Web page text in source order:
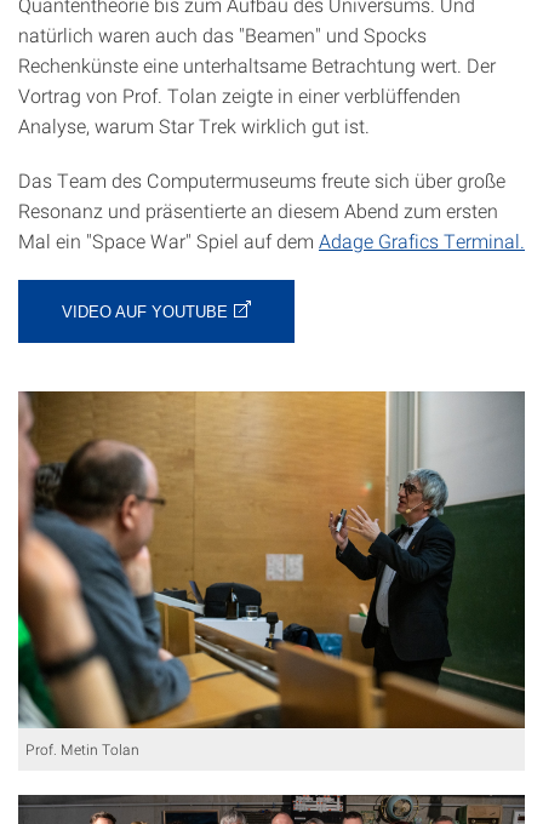
natürlich waren auch das "Beamen" und Spocks
Rechenkünste eine unterhaltsame Betrachtung wert. Der
Vortrag von Prof. Tolan zeigte in einer verblüffenden
Analyse, warum Star Trek wirklich gut ist.
Das Team des Computermuseums freute sich über große
Resonanz und präsentierte an diesem Abend zum ersten
Mal ein "Space War" Spiel auf dem Adage Grafics Terminal.
VIDEO AUF YOUTUBE
Prof. Metin Tolan